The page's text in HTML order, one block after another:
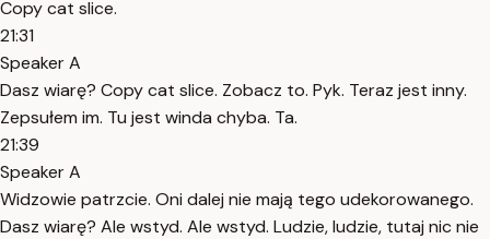
Copy cat slice.
21:31
Speaker A
Dasz wiarę? Copy cat slice. Zobacz to. Pyk. Teraz jest inny.
Zepsułem im. Tu jest winda chyba. Ta.
21:39
Speaker A
Widzowie patrzcie. Oni dalej nie mają tego udekorowanego.
Dasz wiarę? Ale wstyd. Ale wstyd. Ludzie, ludzie, tutaj nic nie